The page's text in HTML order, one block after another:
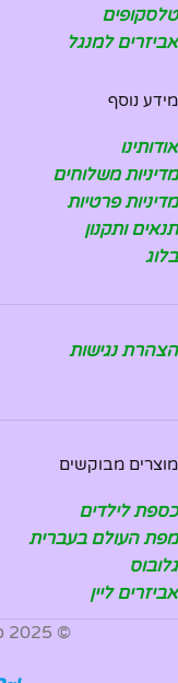
טלסקופים
אביזרים למנגל
מידע נוסף
אודותינו
מדיניות משלוחים
מדיניות פרטיות
תנאים ותקנון
בלוג
הצהרת נגישות
מוצרים מבוקשים
כספת לילדים
מפת העולם בעברית
גלובוס
אביזרים ליין
© 2025 כל הזכויות שמורות לתן גיפט